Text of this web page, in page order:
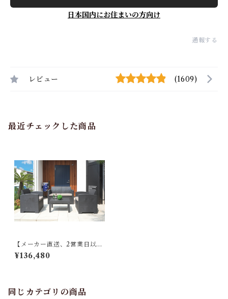
日本国内にお住まいの方向け
通報する
レビュー (1609)
最近チェックした商品
【メーカー直送、2営業日以内
に発送】東谷 ガーデンリビン
グ4点セット 組立式 ダークグ
¥136,480
同じカテゴリの商品